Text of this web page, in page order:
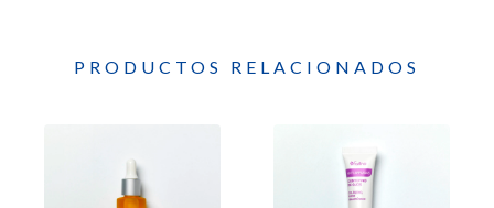
PRODUCTOS RELACIONADOS